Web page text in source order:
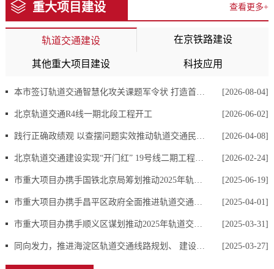
重大项目建设 查看更多+
轨道交通建设 在京铁路建设
其他重大项目建设 科技应用
本市签订轨道交通智慧化攻关课题军令状 打造首都轨道数智化建设样板 [2026-08-04]
北京轨道交通R4线一期北段工程开工 [2026-06-02]
践行正确政绩观 以查摆问题实效推动轨道交通民生工程高质量建设 ——市重大项目办赴轨道交通22号线现场调研 [2026-04-08]
北京轨道交通建设实现“开门红” 19号线二期工程（北延及北延支线）全面开工 [2026-02-24]
市重大项目办携手国铁北京局筹划推动2025年轨道交通建设 [2025-06-19]
市重大项目办携手昌平区政府全面推进轨道交通线路高质量建设 [2025-04-01]
市重大项目办携手顺义区谋划推动2025年轨道交通建设 [2025-03-31]
同向发力，推进海淀区轨道交通线路规划、 建设、开通全面提质增速 [2025-03-27]